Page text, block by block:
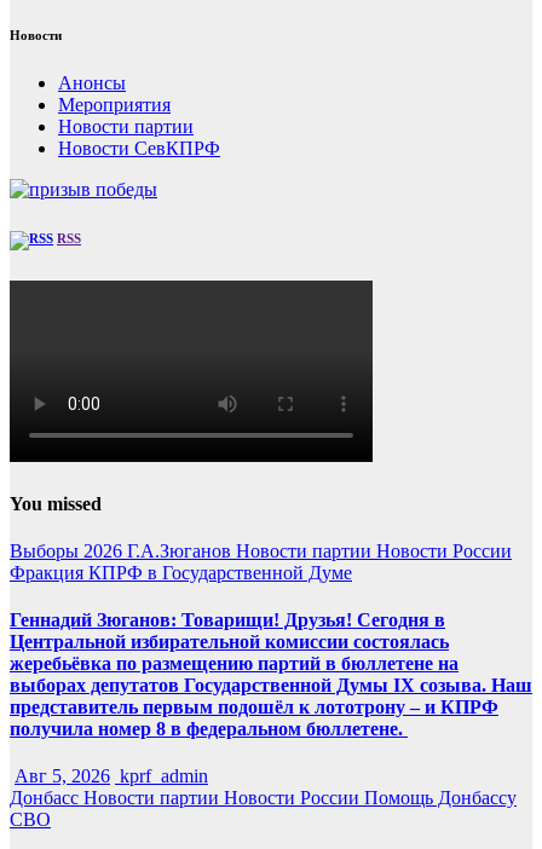
Новости
Анонсы
Мероприятия
Новости партии
Новости СевКПРФ
RSS
You missed
Выборы 2026 Г.А.Зюганов Новости партии Новости России
Фракция КПРФ в Государственной Думе
Геннадий Зюганов: Товарищи! Друзья! Сегодня в
Центральной избирательной комиссии состоялась
жеребьёвка по размещению партий в бюллетене на
выборах депутатов Государственной Думы IX созыва. Наш
представитель первым подошёл к лототрону – и КПРФ
получила номер 8 в федеральном бюллетене.
Авг 5, 2026 kprf_admin
Донбасс Новости партии Новости России Помощь Донбассу
СВО